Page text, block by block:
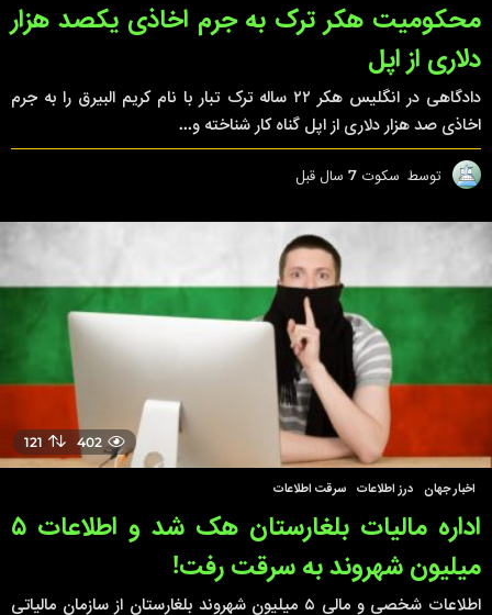
محکومیت هکر ترک به جرم اخاذی یکصد هزار
دلاری از اپل
دادگاهی در انگلیس هکر ۲۲ ساله ترک تبار با نام کریم البیرق را به جرم
اخاذی صد هزار دلاری از اپل گناه کار شناخته و...
توسط سکوت 7 سال قبل
ل
ق
ب
402
121
اخبار جهان ,
درز اطلاعات ,
سرقت اطلاعات
اداره مالیات بلغارستان هک شد و اطلاعات ۵
میلیون شهروند به سرقت رفت!
اطلاعات شخصی و مالی ۵ میلیون شهروند بلغارستان از سازمان مالیاتی